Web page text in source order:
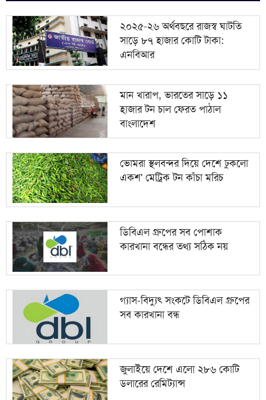
৯ দেবীদ্বারে বাড়ির মালিককে কুপিয়ে হত্যা, মরদেহ উদ্ধার
১০ সাড়ে ৬ বছরে মোটরসাইকেল দুর্ঘটনায় ১৫৭১২ মৃত্যু
২০২৫-২৬ অর্থবছরে রাজস্ব ঘাটতি
সাড়ে ৮৭ হাজার কোটি টাকা:
এনবিআর
মান খারাপ, ভারতের সাড়ে ১১
হাজার টন চাল ফেরত পাঠাল
বাংলাদেশ
ভোমরা স্থলবন্দর দিয়ে দেশে ঢুকলো
একশ' মেট্রিক টন কাঁচা মরিচ
ডিবিএল গ্রুপের সব পোশাক
কারখানা বন্ধের তথ্য সঠিক নয়
গ্যাস-বিদ্যুৎ সংকটে ডিবিএল গ্রুপের
সব কারখানা বন্ধ
জুলাইয়ে দেশে এলো ২৮৬ কোটি
ডলারের রেমিট্যান্স